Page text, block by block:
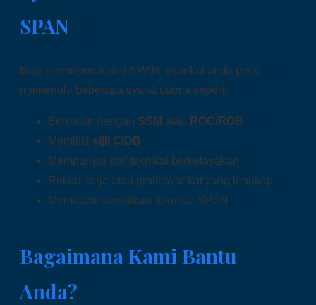
SPAN
Bagi memohon lesen SPAN, syarikat anda perlu
memenuhi beberapa syarat utama seperti:
Berdaftar dengan SSM atau ROC/ROB
Memiliki sijil CIDB
Mempunyai staf teknikal berkelayakan
Rekod kerja atau profil syarikat yang lengkap
Mematuhi spesifikasi teknikal SPAN
Bagaimana Kami Bantu
Anda?